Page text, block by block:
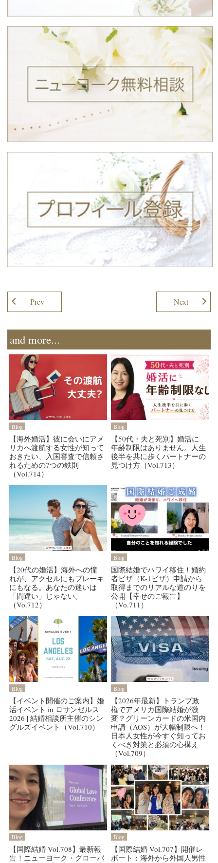
Prev Next
and more...
Blog
【海外婚活】彼に会いにアメ
リカへ渡航する女性が知って
おきたい、入国審査で信頼さ
れるための7つの鉄則
（Vol.714）
Blog
【50代・夫と死別】婚活に
年齢制限はありません。人生
後半を共に歩くパートナーの
見つけ方（Vol.713）
Blog
【20代の婚活】海外への憧
れが、アクセルにもブレーキ
にもなる。あなたの迷いは
「間違い」じゃない。
（Vo.712）
Blog
国際結婚でハワイ移住！婚約
者ビザ（K-1ビザ）申請から
取得までのリアルな道のりを
公開【幸せのご報告】
（Vo.711）
Blog
【イベント開催のご案内】婚
活イベント in ロサンゼルス
2026 | 結婚相談所主催のシン
グルズイベント（Vol.710）
Blog
【2026年最新】トランプ政
権でアメリカ国際結婚が激
変？グリーンカードの米国内
申請（AOS）が大幅制限へ！
日本人女性が今すぐ知ってお
くべき対策と必須の心構え
（Vol.709）
Blog
【国際結婚 Vol.708】最新報
告！ニューヨーク・グローバ
Blog
【国際結婚 Vol.707】開催レ
ポート：海外から外国人男性